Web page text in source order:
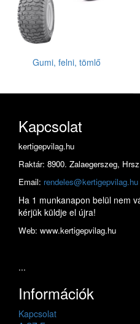
Gumi, felni, tömlő
Kapcsolat
kertigepvilag.hu
Raktár: 8900. Zalaegerszeg,
Email: rendeles@kertigepvilag.hu
Ha 1 munkanapon belül nem
kérjük küldje el újra!
Web: www.kertigepvilag.hu
...
Információk
Kapcsolat